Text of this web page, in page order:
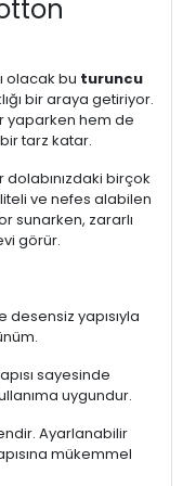
olacak bu turuncu
bir araya getiriyor.
yaparken hem de
tarz katar.
birçok
ve nefes alabilen
sunarken, zararlı
görür.
desensiz yapısıyla
sayesinde
uygundur.
Ayarlanabilir
mükemmel